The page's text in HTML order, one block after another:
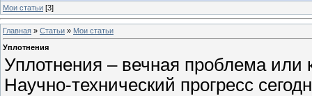
Мои статьи [3]
Главная » Статьи » Мои статьи
Уплотнения
Уплотнения – вечная проблема или
Научно-технический прогресс